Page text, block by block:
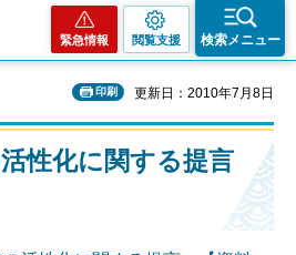
緊急情報 閲覧支援 検索メニュー
印刷 更新日：2010年7月8日
性化に関する提言